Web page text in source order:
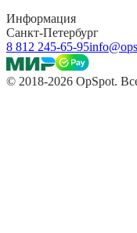
Информация
Санкт-Петербург
8 812 245-65-95
© 2018-2026 OpSpot.